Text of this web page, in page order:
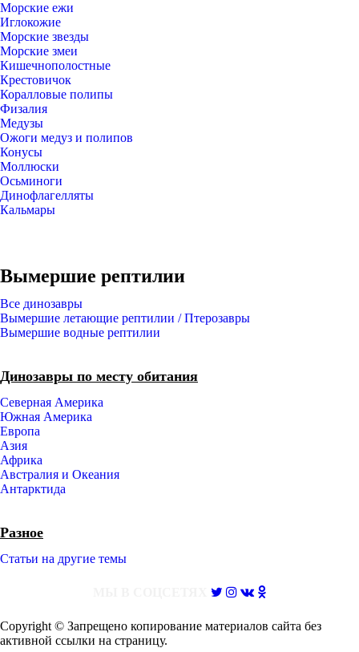
Морские ежи
Иглокожие
Морские звезды
Морские змеи
Кишечнополостные
Крестовичок
Коралловые полипы
Физалия
Медузы
Ожоги медуз и полипов
Конусы
Моллюски
Осьминоги
Динофлагелляты
Кальмары
Вымершие рептилии
Все динозавры
Вымершие летающие рептилии / Птерозавры
Вымершие водные рептилии
Динозавры по месту обитания
Северная Америка
Южная Америка
Европа
Азия
Африка
Австралия и Океания
Антарктида
Разное
Статьи на другие темы
Copyright © Запрещено копирование материалов сайта без
активной ссылки на страницу.